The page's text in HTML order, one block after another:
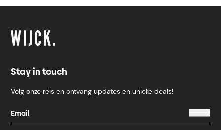
Stay in touch
Volg onze reis en ontvang updates en unieke deals!